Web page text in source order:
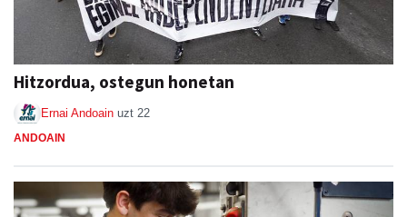
Hitzordua, ostegun honetan
Ernai Andoain uzt 22
ANDOAIN